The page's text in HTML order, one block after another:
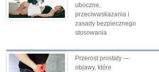
uboczne,
przeciwwskazania i
zasady bezpiecznego
stosowania
Przerost prostaty —
objawy, które